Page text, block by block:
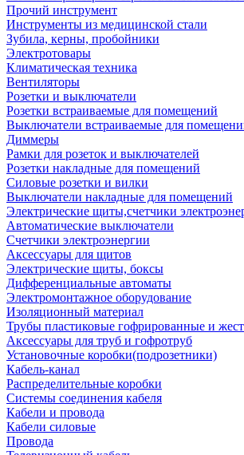
Прочий инструмент
Инструменты из медицинской стали
Зубила, керны, пробойники
Электротовары
Климатическая техника
Вентиляторы
Розетки и выключатели
Розетки встраиваемые для помещений
Выключатели встраиваемые для
Диммеры
Рамки для розеток и выключателей
Розетки накладные для помещений
Силовые розетки и вилки
Выключатели накладные для помещений
Электрические щиты,счетчики
Автоматические выключатели
Счетчики электроэнергии
Аксессуары для щитов
Электрические щиты, боксы
Дифференциальные автоматы
Электромонтажное оборудование
Изоляционный материал
Трубы пластиковые гофрированные и
Аксессуары для труб и гофротруб
Установочные коробки(подрозетники)
Кабель-канал
Распределительные коробки
Системы соединения кабеля
Кабели и провода
Кабели силовые
Провода